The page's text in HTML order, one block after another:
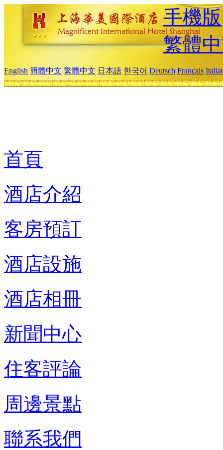
手機版
繁體
English 簡體中文 繁體中文 日本語 한국어 Deutsch Français
首頁
酒店介紹
客房預訂
酒店設施
酒店相冊
新聞中心
住客評論
周邊景點
聯系我們